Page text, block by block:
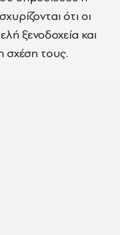
ότι οι
ξενοδοχεία και
σχέση τους.